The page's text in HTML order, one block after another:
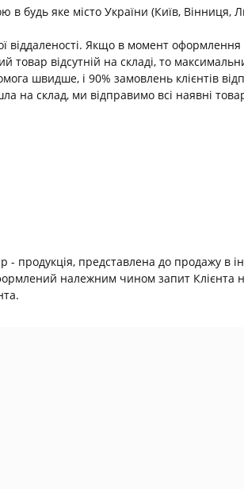
яке місто України (Київ, Вінниця,
віддаленості. Якщо в момент
відсутній на складі, то
швидше, і 90% замовлень клієнтів
на склад, ми відправимо всі наявні
продукція, представлена до продажу в
належним чином запит Клієнта